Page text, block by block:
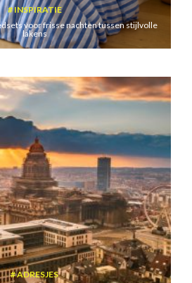
INSPIRATIE
voor frisse nachten tussen stijlvolle
lakens
ADRESJES